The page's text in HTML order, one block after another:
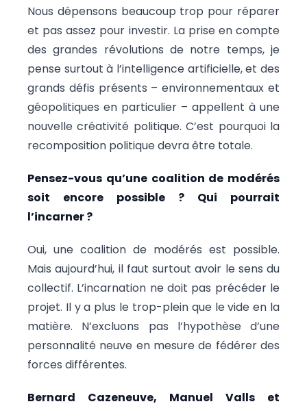
Nous dépensons beaucoup trop pour réparer
et pas assez pour investir. La prise en compte
des grandes révolutions de notre temps, je
pense surtout à l’intelligence artificielle, et des
grands défis présents – environnementaux et
géopolitiques en particulier – appellent à une
nouvelle créativité politique. C’est pourquoi la
recomposition politique devra être totale.
Pensez-vous qu’une coalition de modérés
soit encore possible ? Qui pourrait
l’incarner ?
Oui, une coalition de modérés est possible.
Mais aujourd’hui, il faut surtout avoir le sens du
collectif. L’incarnation ne doit pas précéder le
projet. Il y a plus le trop-plein que le vide en la
matière. N’excluons pas l’hypothèse d’une
personnalité neuve en mesure de fédérer des
forces différentes.
Bernard Cazeneuve, Manuel Valls et